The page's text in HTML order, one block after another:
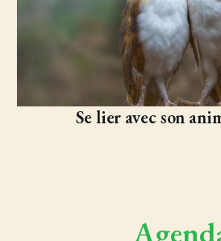
Se lier avec son